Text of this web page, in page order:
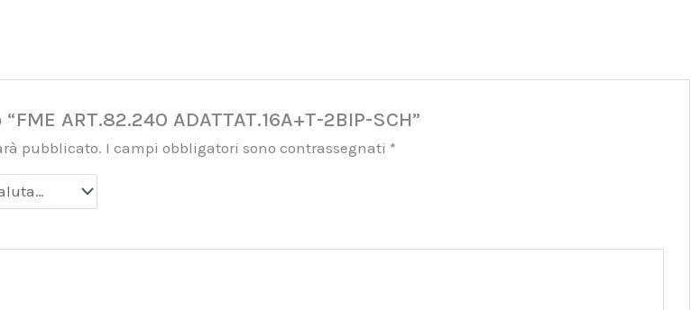
ART.82.240 ADATTAT.16A+T-2BIP-SCH”
pubblicato. I campi obbligatori sono contrassegnati *